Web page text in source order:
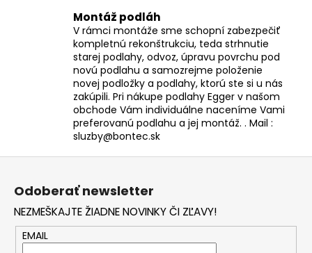
Montáž podláh
V rámci montáže sme schopní zabezpečiť
kompletnú rekonštrukciu, teda strhnutie
starej podlahy, odvoz, úpravu povrchu pod
novú podlahu a samozrejme položenie
novej podložky a podlahy, ktorú ste si u nás
zakúpili. Pri nákupe podlahy Egger v našom
obchode Vám individuálne naceníme Vami
preferovanú podlahu a jej montáž. . Mail :
sluzby@bontec.sk
Z
Odoberať newsletter
NEZMEŠKAJTE ŽIADNE NOVINKY ČI ZĽAVY!
EMAIL